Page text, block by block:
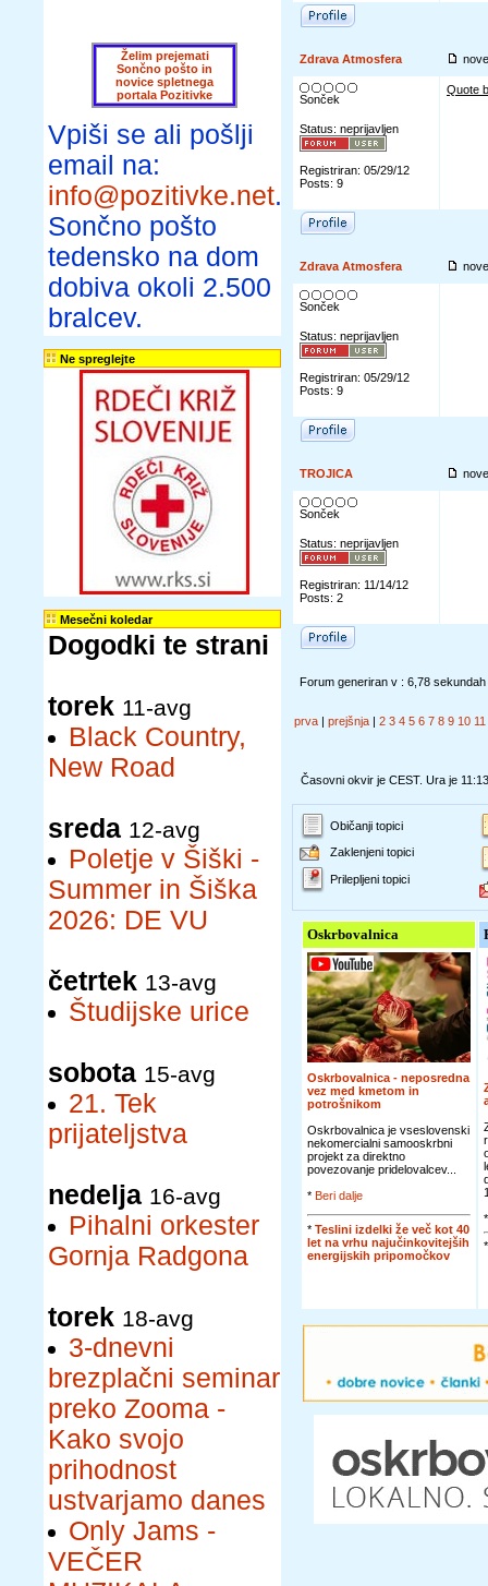
Želim prejemati
Sončno pošto in
novice spletnega
portala Pozitivke
Vpiši se ali pošlji
email na:
info@pozitivke.net.
Sončno pošto
tedensko na dom
dobiva okoli 2.500
bralcev.
Ne spreglejte
Mesečni koledar
Dogodki te strani
torek 11-avg
Black Country,
New Road
sreda 12-avg
Poletje v Šiški -
Summer in Šiška
2026: DE VU
četrtek 13-avg
Študijske urice
sobota 15-avg
21. Tek
prijateljstva
nedelja 16-avg
Pihalni orkester
Gornja Radgona
torek 18-avg
3-dnevni
brezplačni seminar
preko Zooma -
Kako svojo
prihodnost
ustvarjamo danes
Only Jams -
VEČER
Zdrava Atmosfera
Sonček
Status: neprijavljen
Registriran: 05/29/12
Posts: 9
Quote
Zdrava Atmosfera
Sonček
Status: neprijavljen
Registriran: 05/29/12
Posts: 9
TROJICA
Sonček
Status: neprijavljen
Registriran: 11/14/12
Posts: 2
Forum generiran v : 6,78 sekundah
prva | prejšnja | 2 3 4 5 6 7 8 9 10 11
Časovni okvir je CEST. Ura je 11:13
Običanji topici
Zaklenjeni topici
Prilepljeni topici
Oskrbovalnica
Oskrbovalnica - neposredna
vez med kmetom in
potrošnikom
Oskrbovalnica je vseslovenski
nekomercialni samooskrbni
projekt za direktno
povezovanje pridelovalcev...
* Beri dalje
* Teslini izdelki že več kot 40
let na vrhu najučinkovitejših
energijskih pripomočkov